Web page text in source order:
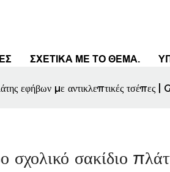
ΣΧΕΤΙΚΆ ΜΕ ΤΟ ΘΈΜΑ.
εφήβων με αντικλεπτικές τσέπες |
σχολικό σακίδιο